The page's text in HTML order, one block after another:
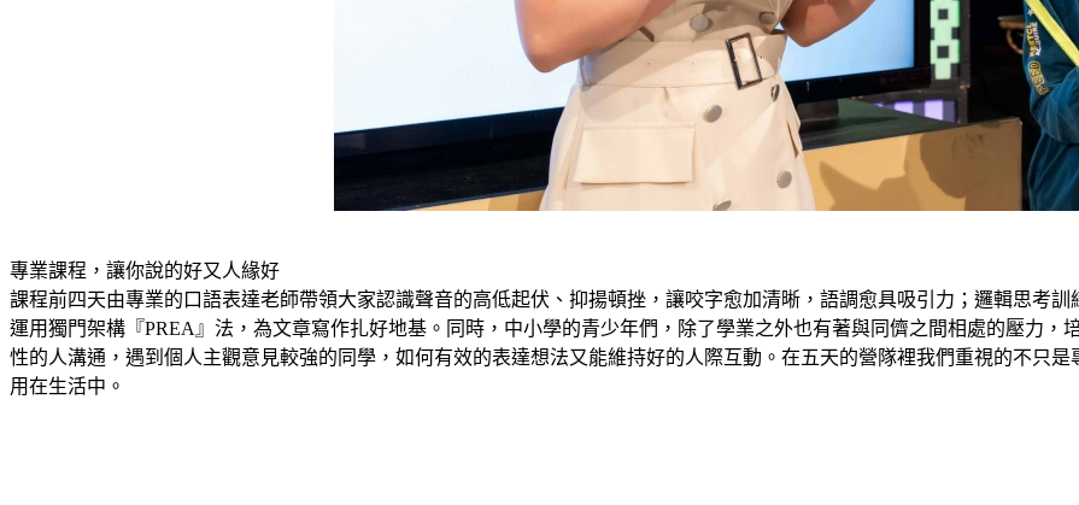
專業課程，讓你說的好又人緣好
課程前四天由專業的口語表達老師帶領大家認識聲音的高低起伏、抑揚頓挫，讓咬字愈加清晰，語調愈具吸引力；邏輯思考
運用獨門架構『PREA』法，為文章寫作扎好地基。同時，中小學的青少年們，除了學業之外也有著與同儕之間相處的壓力，
性的人溝通，遇到個人主觀意見較強的同學，如何有效的表達想法又能維持好的人際互動。在五天的營隊裡我們重視的不只
用在生活中。